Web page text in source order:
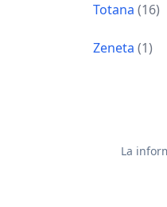
Totana (16)
Zeneta (1)
La